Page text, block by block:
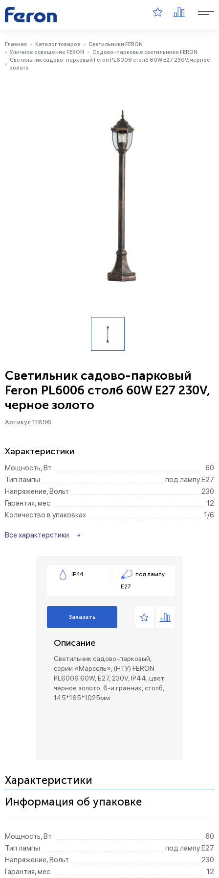
Главная Каталог товаров
Светильники FERON
Уличное освещение FERON
Садово-парковые светильники FERON
Светильник садово-парковый Feron PL6006 столб 60W E27 230V, черное
золото
Светильник садово-парковый
Feron PL6006 столб 60W E27 230V,
черное золото
Артикул 11896
Характеристики
Мощность, Вт
60
Тип лампы
под лампу Е27
Напряжение, Вольт
230
Гарантия, мес
12
Количество в упаковках
1/6
Все характерстики
IP44
под лампу
Е27
Заказать
Описание
Светильник садово-парковый,
серии «Марсель», (НТУ) FERON
PL6006 60W, E27, 230V, IP44, цвет
черное золото, 6-и гранник, столб,
145*165*1025мм
Характеристики
Информация об упаковке
Мощность, Вт
60
Тип лампы
под лампу Е27
Напряжение, Вольт
230
Гарантия, мес
12